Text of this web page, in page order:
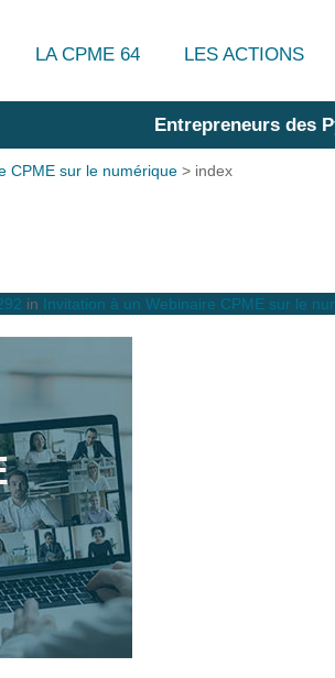
LA CPME 64 LES ACTIONS
Entrepreneurs des
CPME sur le numérique > index
in Invitation à un Webinaire CPME sur le